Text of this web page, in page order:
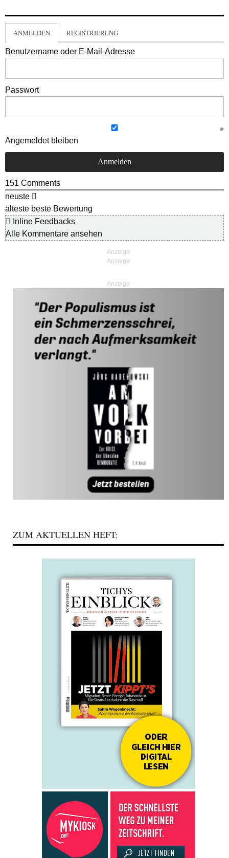
ANMELDEN REGISTRIERUNG
Benutzername oder E-Mail-Adresse
Passwort
Angemeldet bleiben
151 Comments
neuste
älteste beste Bewertung
Inline Feedbacks
Alle Kommentare ansehen
Anzeige
ZUM AKTUELLEN HEFT: